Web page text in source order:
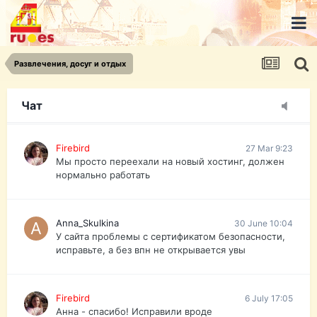
Развлечения, досуг и отдых
Чат
urist.dokument@gmail.com
https://pasport-ua.com/
Телеграмм @uristpassua
Firebird
Друзья - из России без VPN сайт и форум
Firebird 27 Mar 9:23
Мы просто переехали на новый хостинг, должен
нормально работать
Anna_Skulkina 30 June 10:04
У сайта проблемы с сертификатом безопасности,
исправьте, а без впн не открывается увы
Firebird 6 July 17:05
Анна - спасибо! Исправили вроде